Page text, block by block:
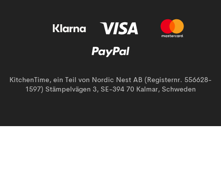
KitchenTime, ein Teil von Nordic Nest AB (Registernr. 556628-
1597) Stämpelvägen 3, SE-394 70 Kalmar, Schweden